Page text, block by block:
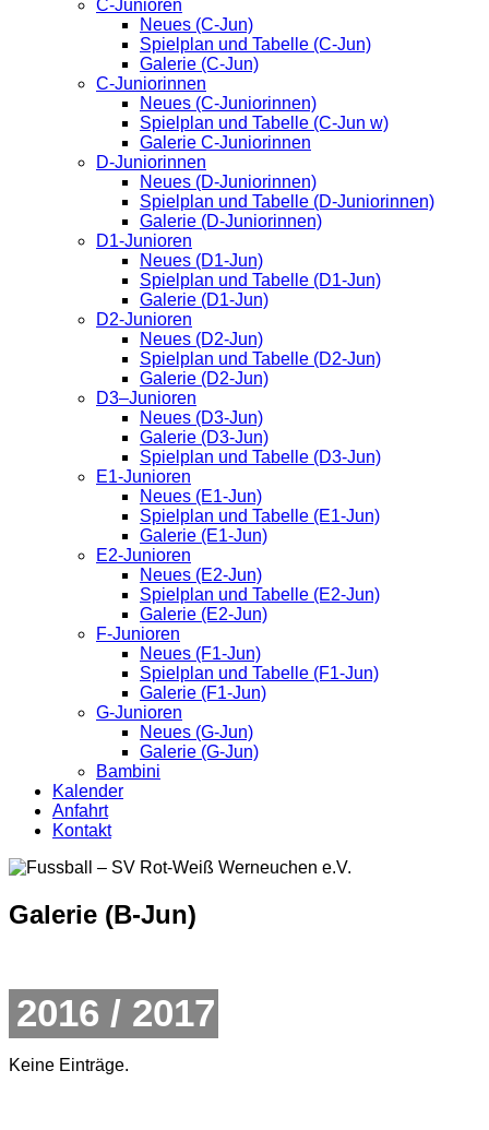
C-Junioren
Neues (C-Jun)
Spielplan und Tabelle (C-Jun)
Galerie (C-Jun)
C-Juniorinnen
Neues (C-Juniorinnen)
Spielplan und Tabelle (C-Jun w)
Galerie C-Juniorinnen
D-Juniorinnen
Neues (D-Juniorinnen)
Spielplan und Tabelle (D-Juniorinnen)
Galerie (D-Juniorinnen)
D1-Junioren
Neues (D1-Jun)
Spielplan und Tabelle (D1-Jun)
Galerie (D1-Jun)
D2-Junioren
Neues (D2-Jun)
Spielplan und Tabelle (D2-Jun)
Galerie (D2-Jun)
D3–Junioren
Neues (D3-Jun)
Galerie (D3-Jun)
Spielplan und Tabelle (D3-Jun)
E1-Junioren
Neues (E1-Jun)
Spielplan und Tabelle (E1-Jun)
Galerie (E1-Jun)
E2-Junioren
Neues (E2-Jun)
Spielplan und Tabelle (E2-Jun)
Galerie (E2-Jun)
F-Junioren
Neues (F1-Jun)
Spielplan und Tabelle (F1-Jun)
Galerie (F1-Jun)
G-Junioren
Neues (G-Jun)
Galerie (G-Jun)
Bambini
Kalender
Anfahrt
Kontakt
Galerie (B-Jun)
2016 / 2017
Keine Einträge.